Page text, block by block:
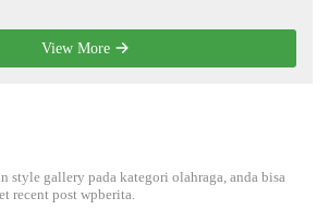
View More
style gallery pada kategori olahraga, anda bisa
recent post wpberita.